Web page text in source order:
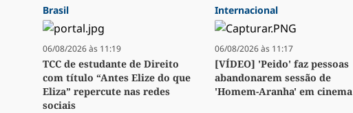
Brasil
06/08/2026 às 11:19
TCC de estudante de Direito
com título “Antes Elize do que
Eliza” repercute nas redes
sociais
Internacional
06/08/2026 às 11:17
[VÍDEO] 'Peido' faz pessoas
abandonarem sessão de
'Homem-Aranha' em cinema